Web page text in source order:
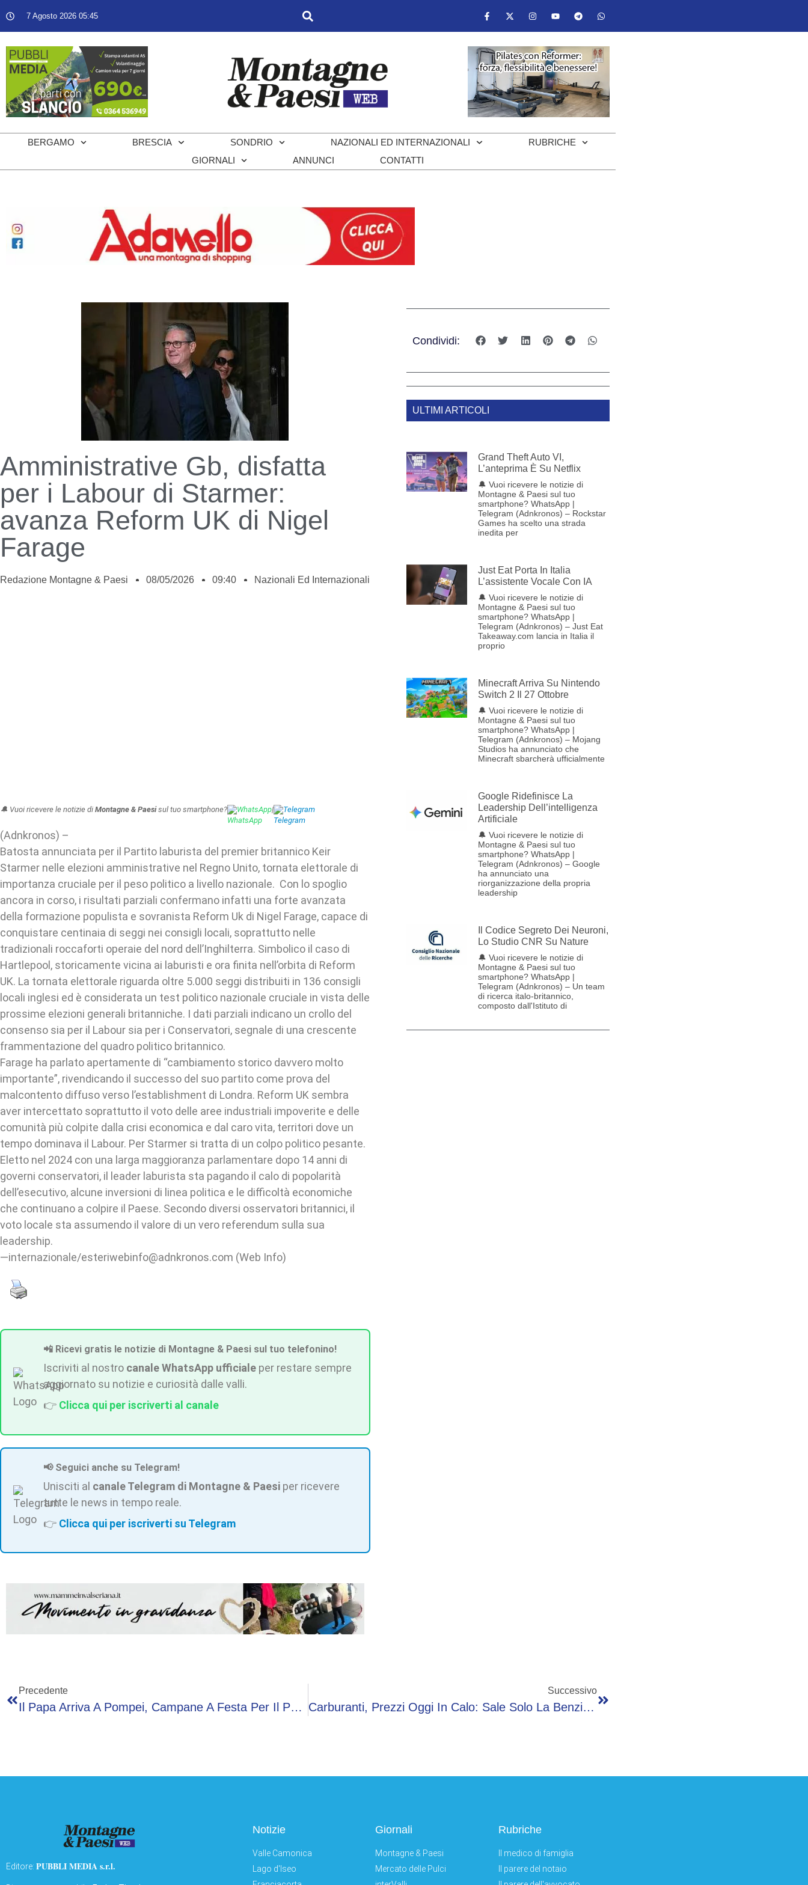
7 Agosto 2026 05:45
BERGAMO BRESCIA SONDRIO NAZIONALI ED INTERNAZIONALI
RUBRICHE
GIORNALI
ANNUNCI CONTATTI
Amministrative Gb, disfatta
per i Labour di Starmer:
avanza Reform UK di Nigel
Farage
Redazione Montagne & Paesi 08/05/2026 09:40 Nazionali Ed Internazionali
🔔 Vuoi ricevere le notizie di Montagne & Paesisul tuo smartphone? WhatsApp| Telegram
(Adnkronos) –
Batosta annunciata per il Partito laburista del premier britannico Keir
Starmer nelle elezioni amministrative nel Regno Unito, tornata elettorale di
importanza cruciale per il peso politico a livello nazionale. Con lo spoglio
ancora in corso, i risultati parziali confermano infatti una forte avanzata
della formazione populista e sovranista Reform Uk di Nigel Farage, capace di
conquistare centinaia di seggi nei consigli locali, soprattutto nelle
tradizionali roccaforti operaie del nord dell’Inghilterra. Simbolico il caso di
Hartlepool, storicamente vicina ai laburisti e ora finita nell’orbita di Reform
UK. La tornata elettorale riguarda oltre 5.000 seggi distribuiti in 136 consigli
locali inglesi ed è considerata un test politico nazionale cruciale in vista delle
prossime elezioni generali britanniche. I dati parziali indicano un crollo del
consenso sia per il Labour sia per i Conservatori, segnale di una crescente
frammentazione del quadro politico britannico.
Farage ha parlato apertamente di “cambiamento storico davvero molto
importante”, rivendicando il successo del suo partito come prova del
malcontento diffuso verso l’establishment di Londra. Reform UK sembra
aver intercettato soprattutto il voto delle aree industriali impoverite e delle
comunità più colpite dalla crisi economica e dal caro vita, territori dove un
tempo dominava il Labour. Per Starmer si tratta di un colpo politico pesante.
Eletto nel 2024 con una larga maggioranza parlamentare dopo 14 anni di
governi conservatori, il leader laburista sta pagando il calo di popolarità
dell’esecutivo, alcune inversioni di linea politica e le difficoltà economiche
che continuano a colpire il Paese. Secondo diversi osservatori britannici, il
voto locale sta assumendo il valore di un vero referendum sulla sua
leadership.
—internazionale/esteriwebinfo@adnkronos.com (Web Info)
📲 Ricevi gratis le notizie di Montagne & Paesi sul tuo telefonino!
Iscriviti al nostro canale WhatsApp ufficiale per restare sempre
aggiornato su notizie e curiosità dalle valli.
👉 Clicca qui per iscriverti al canale
📢 Seguici anche su Telegram!
Unisciti al canale Telegram di Montagne & Paesi per ricevere
tutte le news in tempo reale.
👉 Clicca qui per iscriverti su Telegram
Condividi:
ULTIMI ARTICOLI
Grand Theft Auto VI,
L’anteprima È Su Netflix
🔔 Vuoi ricevere le notizie di
Montagne & Paesi sul tuo
smartphone? WhatsApp |
Telegram (Adnkronos) – Rockstar
Games ha scelto una strada
inedita per
Just Eat Porta In Italia
L’assistente Vocale Con IA
🔔 Vuoi ricevere le notizie di
Montagne & Paesi sul tuo
smartphone? WhatsApp |
Telegram (Adnkronos) – Just Eat
Takeaway.com lancia in Italia il
proprio
Minecraft Arriva Su Nintendo
Switch 2 Il 27 Ottobre
🔔 Vuoi ricevere le notizie di
Montagne & Paesi sul tuo
smartphone? WhatsApp |
Telegram (Adnkronos) – Mojang
Studios ha annunciato che
Minecraft sbarcherà ufficialmente
Google Ridefinisce La
Leadership Dell’intelligenza
Artificiale
🔔 Vuoi ricevere le notizie di
Montagne & Paesi sul tuo
smartphone? WhatsApp |
Telegram (Adnkronos) – Google
ha annunciato una
riorganizzazione della propria
leadership
Il Codice Segreto Dei Neuroni,
Lo Studio CNR Su Nature
🔔 Vuoi ricevere le notizie di
Montagne & Paesi sul tuo
smartphone? WhatsApp |
Telegram (Adnkronos) – Un team
di ricerca italo-britannico,
composto dall'Istituto di
Precedente
Il Papa Arriva A Pompei, Campane A Festa Per Il Pontefice
Successivo
Carburanti, Prezzi Oggi In Calo: Sale Solo La Benzina In Autostrada
Editore: PUBBLI MEDIA s.r.l.
Notizie
Valle Camonica
Lago d'Iseo
Giornali
Montagne & Paesi
Mercato delle Pulci
Rubriche
Il medico di famiglia
Il parere del notaio